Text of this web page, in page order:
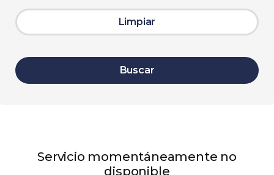
Limpiar
Buscar
Servicio momentáneamente no
disponible